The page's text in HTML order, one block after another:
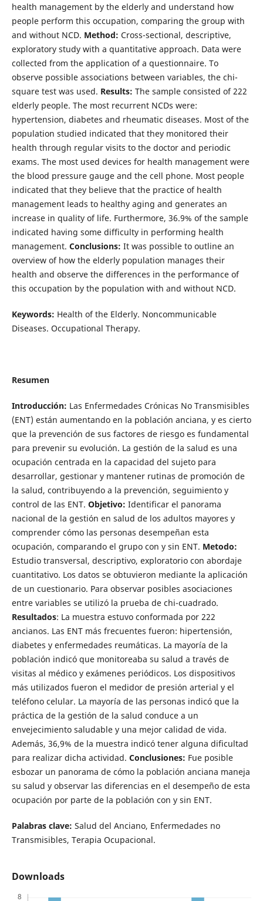
health management by the elderly and understand how
people perform this occupation, comparing the group with
and without NCD. Method: Cross-sectional, descriptive,
exploratory study with a quantitative approach. Data were
collected from the application of a questionnaire. To
observe possible associations between variables, the chi-
square test was used. Results: The sample consisted of 222
elderly people. The most recurrent NCDs were:
hypertension, diabetes and rheumatic diseases. Most of the
population studied indicated that they monitored their
health through regular visits to the doctor and periodic
exams. The most used devices for health management were
the blood pressure gauge and the cell phone. Most people
indicated that they believe that the practice of health
management leads to healthy aging and generates an
increase in quality of life. Furthermore, 36.9% of the sample
indicated having some difficulty in performing health
management. Conclusions: It was possible to outline an
overview of how the elderly population manages their
health and observe the differences in the performance of
this occupation by the population with and without NCD.
Keywords: Health of the Elderly. Noncommunicable
Diseases. Occupational Therapy.
Resumen
Introducción: Las Enfermedades Crónicas No Transmisibles
(ENT) están aumentando en la población anciana, y es cierto
que la prevención de sus factores de riesgo es fundamental
para prevenir su evolución. La gestión de la salud es una
ocupación centrada en la capacidad del sujeto para
desarrollar, gestionar y mantener rutinas de promoción de
la salud, contribuyendo a la prevención, seguimiento y
control de las ENT. Objetivo: Identificar el panorama
nacional de la gestión en salud de los adultos mayores y
comprender cómo las personas desempeñan esta
ocupación, comparando el grupo con y sin ENT. Metodo:
Estudio transversal, descriptivo, exploratorio con abordaje
cuantitativo. Los datos se obtuvieron mediante la aplicación
de un cuestionario. Para observar posibles asociaciones
entre variables se utilizó la prueba de chi-cuadrado.
Resultados: La muestra estuvo conformada por 222
ancianos. Las ENT más frecuentes fueron: hipertensión,
diabetes y enfermedades reumáticas. La mayoría de la
población indicó que monitoreaba su salud a través de
visitas al médico y exámenes periódicos. Los dispositivos
más utilizados fueron el medidor de presión arterial y el
teléfono celular. La mayoría de las personas indicó que la
práctica de la gestión de la salud conduce a un
envejecimiento saludable y una mejor calidad de vida.
Además, 36,9% de la muestra indicó tener alguna dificultad
para realizar dicha actividad. Conclusiones: Fue posible
esbozar un panorama de cómo la población anciana maneja
su salud y observar las diferencias en el desempeño de esta
ocupación por parte de la población con y sin ENT.
Palabras clave: Salud del Anciano, Enfermedades no
Transmisibles, Terapia Ocupacional.
Downloads